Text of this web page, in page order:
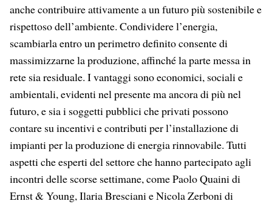
anche contribuire attivamente a un futuro più sostenibile e
rispettoso dell’ambiente. Condividere l’energia,
scambiarla entro un perimetro definito consente di
massimizzarne la produzione, affinché la parte messa in
rete sia residuale. I vantaggi sono economici, sociali e
ambientali, evidenti nel presente ma ancora di più nel
futuro, e sia i soggetti pubblici che privati possono
contare su incentivi e contributi per l’installazione di
impianti per la produzione di energia rinnovabile. Tutti
aspetti che esperti del settore che hanno partecipato agli
incontri delle scorse settimane, come Paolo Quaini di
Ernst & Young, Ilaria Bresciani e Nicola Zerboni di